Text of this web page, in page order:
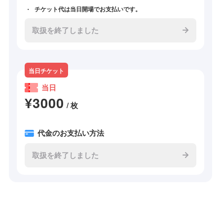
チケット代は当日開場でお支払いです。
取扱を終了しました
当日チケット
当日
¥3000 / 枚
代金のお支払い方法
取扱を終了しました